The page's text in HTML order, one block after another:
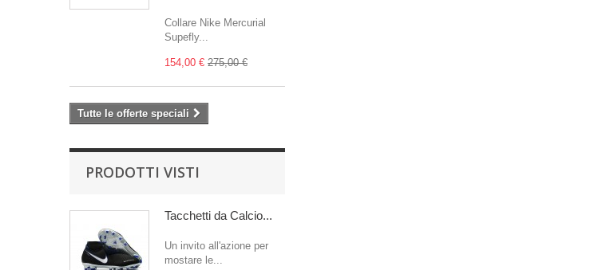
Collare Nike Mercurial
Supefly...
154,00 € 275,00 €
Tutte le offerte speciali
PRODOTTI VISTI
Tacchetti da Calcio...
Un invito all'azione per
mostare le...